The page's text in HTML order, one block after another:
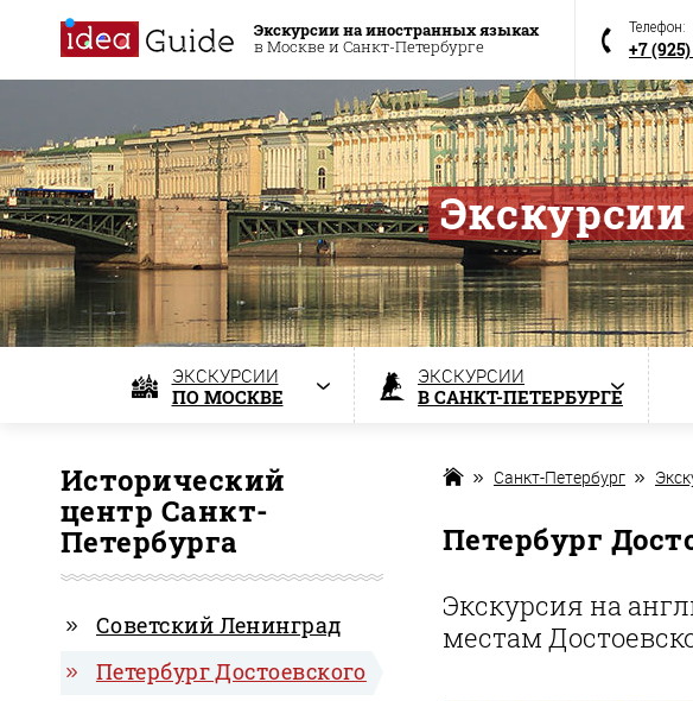
Экскурсии на иностранных языках
в Москве и Санкт-Петербурге
Телефон:
+7
ЭКСКУРСИИ
ПО МОСКВЕ
ЭКСКУРСИИ
В САНКТ-ПЕТЕРБУРГЕ
Санкт-Петербург
Петербург
Экскурсия на
местам
Исторический
центр Санкт-
Петербурга
Советский Ленинград
Петербург Достоевского